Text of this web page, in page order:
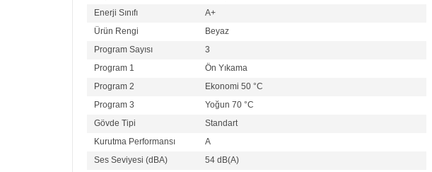
Enerji Sınıfı
A+
Ürün Rengi
Beyaz
Program Sayısı
3
Program 1
Ön Yıkama
Program 2
Ekonomi 50 °C
Program 3
Yoğun 70 °C
Gövde Tipi
Standart
Kurutma Performansı
A
Ses Seviyesi (dBA)
54 dB(A)